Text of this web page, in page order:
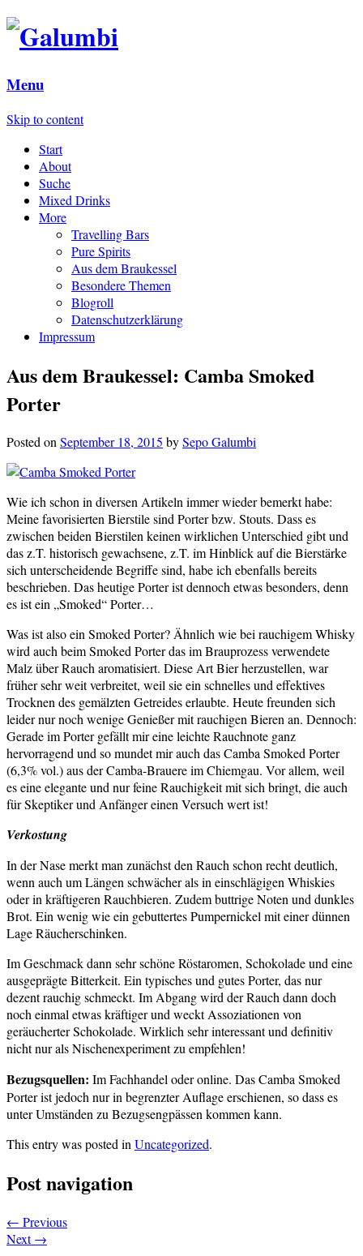
Menu
Skip to content
Start
About
Suche
Mixed Drinks
More
Travelling Bars
Pure Spirits
Aus dem Braukessel
Besondere Themen
Blogroll
Datenschutzerklärung
Impressum
Aus dem Braukessel: Camba Smoked
Porter
Posted onSeptember 18, 2015 bySepo Galumbi
Wie ich schon in diversen Artikeln immer wieder bemerkt habe:
Meine favorisierten Bierstile sind Porter bzw. Stouts. Dass es
zwischen beiden Bierstilen keinen wirklichen Unterschied gibt und
das z.T. historisch gewachsene, z.T. im Hinblick auf die Bierstärke
sich unterscheidende Begriffe sind, habe ich ebenfalls bereits
beschrieben. Das heutige Porter ist dennoch etwas besonders, denn
es ist ein „Smoked“ Porter…
Was ist also ein Smoked Porter? Ähnlich wie bei rauchigem Whisky
wird auch beim Smoked Porter das im Brauprozess verwendete
Malz über Rauch aromatisiert. Diese Art Bier herzustellen, war
früher sehr weit verbreitet, weil sie ein schnelles und effektives
Trocknen des gemälzten Getreides erlaubte. Heute freunden sich
leider nur noch wenige Genießer mit rauchigen Bieren an. Dennoch:
Gerade im Porter gefällt mir eine leichte Rauchnote ganz
hervorragend und so mundet mir auch das Camba Smoked Porter
(6,3% vol.) aus der Camba-Brauere im Chiemgau. Vor allem, weil
es eine elegante und nur feine Rauchigkeit mit sich bringt, die auch
für Skeptiker und Anfänger einen Versuch wert ist!
Verkostung
In der Nase merkt man zunächst den Rauch schon recht deutlich,
wenn auch um Längen schwächer als in einschlägigen Whiskies
oder in kräftigeren Rauchbieren. Zudem buttrige Noten und dunkles
Brot. Ein wenig wie ein gebuttertes Pumpernickel mit einer dünnen
Lage Räucherschinken.
Im Geschmack dann sehr schöne Röstaromen, Schokolade und eine
ausgeprägte Bitterkeit. Ein typisches und gutes Porter, das nur
dezent rauchig schmeckt. Im Abgang wird der Rauch dann doch
noch einmal etwas kräftiger und weckt Assoziationen von
geräucherter Schokolade. Wirklich sehr interessant und definitiv
nicht nur als Nischenexperiment zu empfehlen!
Bezugsquellen: Im Fachhandel oder online. Das Camba Smoked
Porter ist jedoch nur in begrenzter Auflage erschienen, so dass es
unter Umständen zu Bezugsengpässen kommen kann.
This entry was posted inUncategorized.
Post navigation
← Previous
Next→